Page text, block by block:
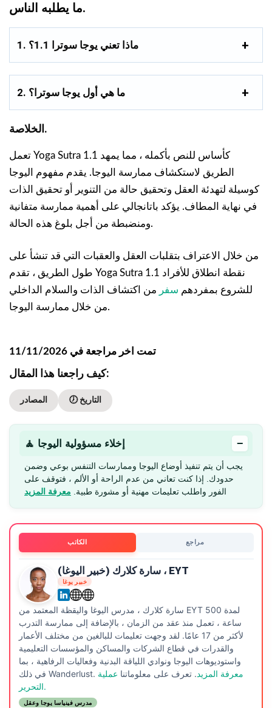
ما يطلبه الناس.
1. ماذا تعني يوجا سوترا 1.1؟
2. ما هي أول يوجا سوترا؟
الخلاصة.
تعمل Yoga Sutra 1.1 كأساس للنص بأكمله ، مما يمهد
الطريق لاستكشاف ممارسة اليوجا. يقدم مفهوم اليوجا
كوسيلة لتهدئة العقل وتحقيق حالة من التنوير أو تحقيق الذات
في نهاية المطاف. يؤكد باتانجالي على أهمية ممارسة متفانية
ومنضبطة من أجل بلوغ هذه الحالة.
من خلال الاعتراف بتقلبات العقل والعقبات التي قد تنشأ على
طول الطريق ، تقدم Yoga Sutra 1.1 نقطة انطلاق للأفراد
للشروع بمفردهم سفر من اكتشاف الذات والسلام الداخلي
من خلال ممارسة اليوجا.
تمت اخر مراجعة في 11/11/2026
كيف راجعنا هذا المقال:
المصادر 🕖 التاريخ
🧘 إخلاء مسؤولية اليوجا −
يجب أن يتم تنفيذ أوضاع اليوجا وممارسات التنفس بوعي وضمن
حدودك. إذا كنت تعاني من عدم الراحة أو الألم ، فتوقف على
الفور واطلب تعليمات مهنية أو مشورة طبية. معرفة المزيد
الكاتب مراجع
سارة كلارك (خبير اليوغا) ، EYT
خبير يوغا
سارة كلارك ، مدرس اليوغا واليقظة المعتمد من EYT لمدة 500
ساعة ، تعمل منذ عقد من الزمان ، بالإضافة إلى ممارسة التدرب
لأكثر من 17 عامًا. لقد وجهت تعليمات للبالغين من مختلف الأعمار
والقدرات في قطاع الشركات والمساكن والمؤسسات التعليمية
واستوديوهات اليوجا ونوادي اللياقة البدنية وفعاليات الرفاهية ، بما
في ذلك Wanderlust.
معرفة المزيد. تعرف على معلوماتنا عملية
التحرير.
مدرس فينياسا يوجا وعقل